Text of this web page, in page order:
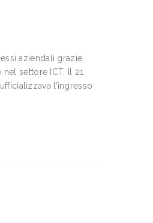
aziendali grazie
settore ICT. Il 21
l’ingresso